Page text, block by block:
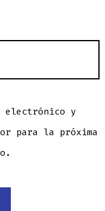
electrónico y
para la próxima